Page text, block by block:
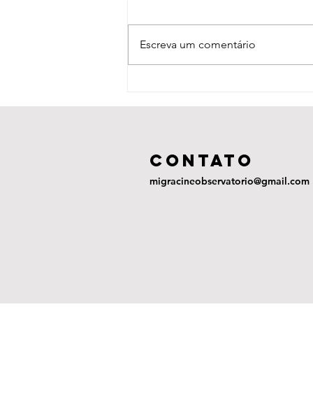
Escreva um comentário
COntato
migracineobservatorio@gmail.com